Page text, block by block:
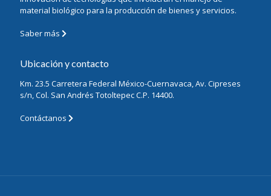
material biológico para la producción de bienes y servicios.
Saber más
Ubicación y contacto
Km. 23.5 Carretera Federal México-Cuernavaca, Av. Cipreses
s/n, Col. San Andrés Totoltepec C.P. 14400.
Contáctanos